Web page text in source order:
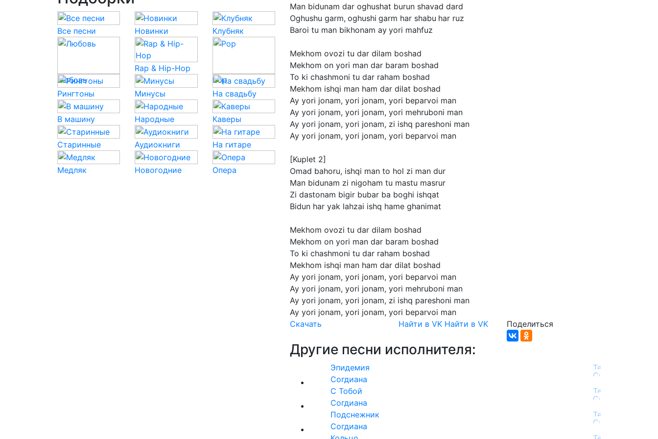
Man bidunam dar oghushat burun shavad dard
Oghushu garm, oghushi garm har shabu har ruz
Baroi tu man bikhonam ay yori mahfuz
Mekhom ovozi tu dar dilam boshad
Mekhom on yori man dar baram boshad
To ki chashmoni tu dar raham boshad
Mekhom ishqi man ham dar dilat boshad
Ay yori jonam, yori jonam, yori beparvoi man
Ay yori jonam, yori jonam, yori mehruboni man
Ay yori jonam, yori jonam, zi ishq pareshoni man
Ay yori jonam, yori jonam, yori beparvoi man
[Kuplet 2]
Omad bahoru, ishqi man to hol zi man dur
Man bidunam zi nigoham tu mastu masrur
Zi dastonam bigir bubar ba boghi ishqat
Bidun har yak lahzai ishq hame ghanimat
Mekhom ovozi tu dar dilam boshad
Mekhom on yori man dar baram boshad
To ki chashmoni tu dar raham boshad
Mekhom ishqi man ham dar dilat boshad
Ay yori jonam, yori jonam, yori beparvoi man
Ay yori jonam, yori jonam, yori mehruboni man
Ay yori jonam, yori jonam, zi ishq pareshoni man
Ay yori jonam, yori jonam, yori beparvoi man
Скачать
Найти в VK Найти в VK Поделиться
Другие песни исполнителя:
Эпидемия
Согдиана
С Тобой
Согдиана
Подснежник
Согдиана
Все песни Новинки Клубняк
Любовь
Rap & Hip-Hop
Pop
Рингтоны
Минусы На свадьбу
В машину Народные Каверы
Старинные Аудиокниги На гитаре
Медляк Новогодние Опера